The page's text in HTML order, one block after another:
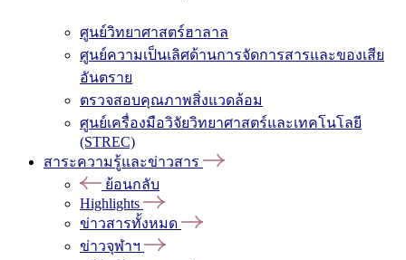
ศูนย์วิทยาศาสตร์ฮาลาล
ศูนย์ความเป็นเลิศด้านการจัดการสารและของเสีย
อันตราย
ตรวจสอบคุณภาพสิ่งแวดล้อม
ศูนย์เครื่องมือวิจัยวิทยาศาสตร์และเทคโนโลยี
(STREC)
สาระความรู้และข่าวสาร
ย้อนกลับ
Highlights
ข่าวสารทั้งหมด
ข่าวจุฬาฯ